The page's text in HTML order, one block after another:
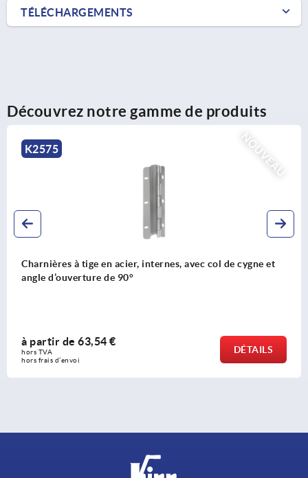
TÉLÉCHARGEMENTS
Découvrez notre gamme de produits
NOUVEAU
K2575
Charnières à tige en acier, internes, avec col de cygne et
angle d’ouverture de 90°
à partir de 63,54 €
hors TVA
hors frais d’envoi
DÉTAILS